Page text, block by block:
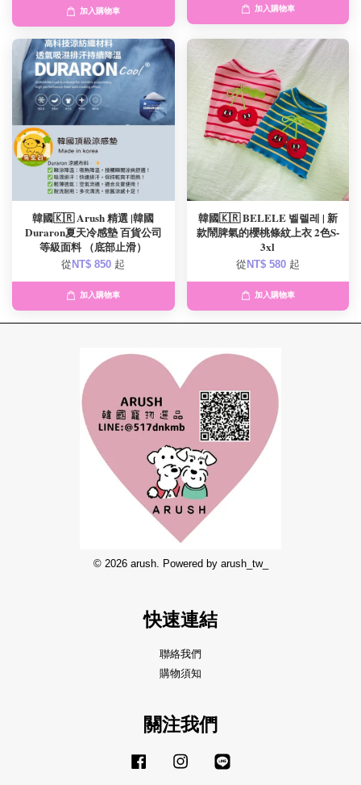
加入購物車 加入購物車
韓國🇰🇷 Arush 精選 |韓國
Duraron夏天冷感墊 百貨公司
等級面料 （底部止滑）
從 NT$ 850 起
加入購物車
韓國🇰🇷 BELELE 벨렐레 | 新
款鬧脾氣的櫻桃條紋上衣 2色S-
3xl
從 NT$ 580 起
加入購物車
© 2026 arush. Powered by arush_tw_
快速連結
聯絡我們
購物須知
關注我們
Facebook Instagram